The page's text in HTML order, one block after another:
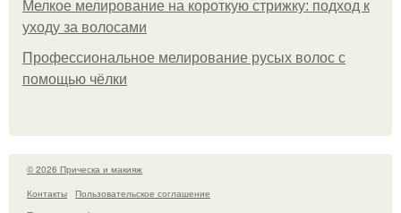
Мелкое мелирование на короткую стрижку: подход к
уходу за волосами
Профессиональное мелирование русых волос с
помощью чёлки
© 2026 Прическа и макияж
Контакты
Пользовательское соглашение